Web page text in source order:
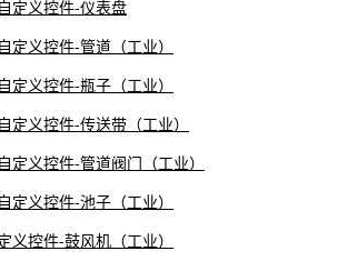
定义控件-仪表盘
定义控件-管道（工业）
定义控件-瓶子（工业）
定义控件-传送带（工业）
定义控件-管道阀门（工业）
定义控件-池子（工业）
义控件-鼓风机（工业）